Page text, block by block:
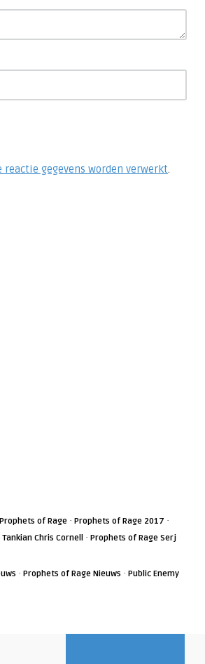
reactie gegevens worden verwerkt.
Prophets of Rage · Prophets of Rage 2017 ·
Chris Cornell · Prophets of Rage Serj
· Prophets of Rage Nieuws · Public Enemy